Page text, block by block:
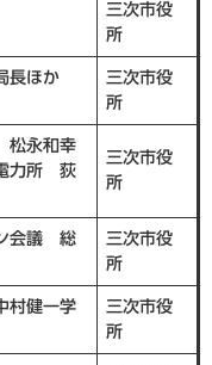
三次市役
所
長ほか
三次市役
所
松永和幸
力所 荻
三次市役
所
会議 総
三次市役
所
村健一学
三次市役
所